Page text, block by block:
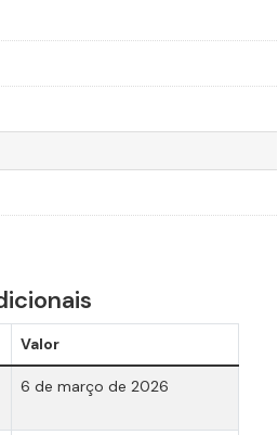
Valor
6 de março de 2026